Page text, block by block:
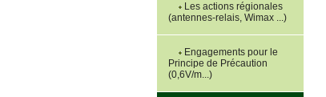
Les actions régionales
(antennes-relais, Wimax ...)
Engagements pour le
Principe de Précaution
(0,6V/m...)